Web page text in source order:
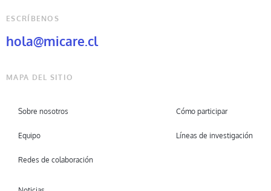
ESCRÍBENOS
hola@micare.cl
MAPA DEL SITIO
Sobre nosotros
Equipo
Redes de colaboración
Cómo participar
Líneas de investigación